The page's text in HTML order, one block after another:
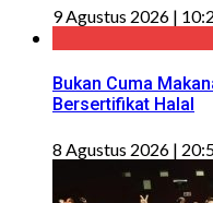
9 Agustus 2026 |
Bukan Cuma
Bersertifikat Halal
8 Agustus 2026 |